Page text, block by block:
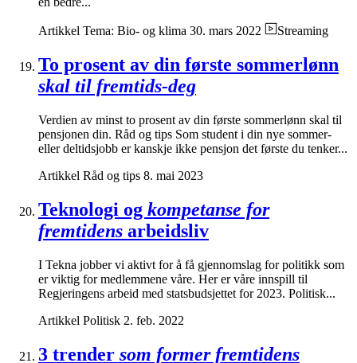
Artikkel Tema: Bio- og klima 30. mars 2022 Streaming
To prosent av din første sommerlønn
skal til fremtids-deg
Verdien av minst to prosent av din første sommerlønn skal til
pensjonen din. Råd og tips Som student i din nye sommer-
eller deltidsjobb er kanskje ikke pensjon det første du tenker...
Artikkel Råd og tips 8. mai 2023
Teknologi og kompetanse for
fremtidens arbeidsliv
I Tekna jobber vi aktivt for å få gjennomslag for politikk som
er viktig for medlemmene våre. Her er våre innspill til
Regjeringens arbeid med statsbudsjettet for 2023. Politisk...
Artikkel Politisk 2. feb. 2022
3 trender som former fremtidens